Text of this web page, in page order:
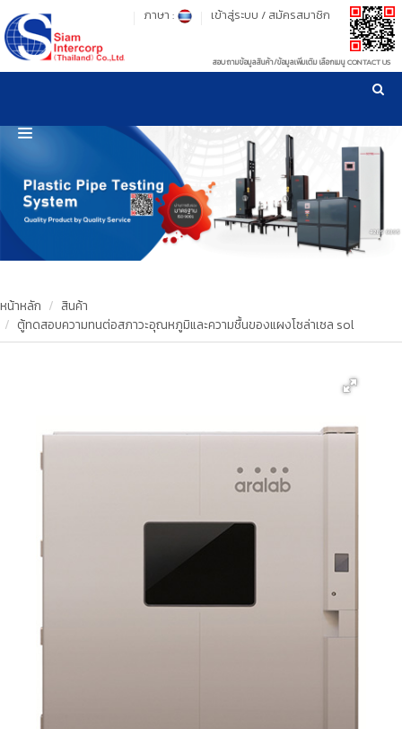
รู้ลึก รู้จริง เรื่องเครื่องมือทดสอบวัสดุ ! ยืน 1 เรื่องมาตรฐานการให้บริการ
เข้าสู่ระบบ / สมัครสมาชิก
ภาษา :
สอบถามข้อมูลสินค้า/ข้อมูลเพิ่มเติม เลือกเมนู CONTACT US
HOME
PRODUCT
OUR CLIENTS
OUR WORKS
CALIBRATION
หน้าหลัก
สินค้า
ตู้ทดสอบความทนต่อสภาวะอุณหภูมิและความชื้นของแผงโซล่าเซล sol